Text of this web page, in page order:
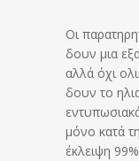
Οι
δουν μια
αλλά όχι
δουν το
μόνο κατά
έκλειψη